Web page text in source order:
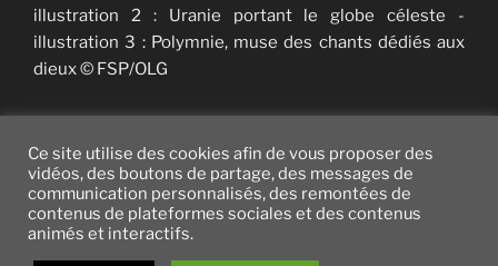
illustration 2 : Uranie portant le globe céleste -
illustration 3 : Polymnie, muse des chants dédiés aux
dieux © FSP/OLG
Twitter facebookvimeo instagramYouTube
Ce site utilise des cookies afin de vous proposer des
vidéos, des boutons de partage, des messages de
communication personnalisés, des remontées de
contenus de plateformes sociales et des contenus
animés et interactifs.